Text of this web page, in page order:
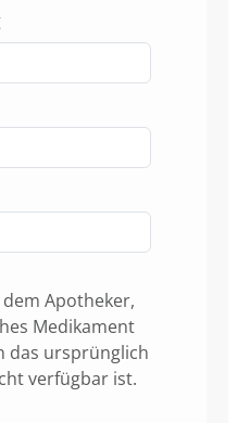
Apotheker,
Medikament
das ursprünglich
verfügbar ist.